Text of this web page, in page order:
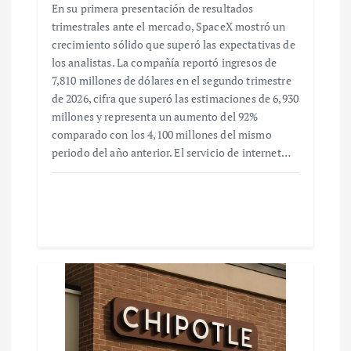
En su primera presentación de resultados
trimestrales ante el mercado, SpaceX mostró un
crecimiento sólido que superó las expectativas de
los analistas. La compañía reportó ingresos de
7,810 millones de dólares en el segundo trimestre
de 2026, cifra que superó las estimaciones de 6,930
millones y representa un aumento del 92%
comparado con los 4,100 millones del mismo
periodo del año anterior. El servicio de internet…